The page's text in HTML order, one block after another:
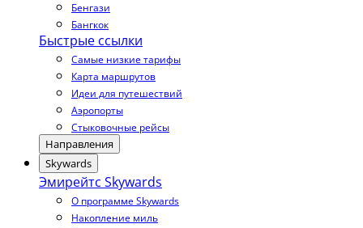
Бенгази
Бангкок
Быстрые ссылки
Самые низкие тарифы
Карта маршрутов
Идеи для путешествий
Аэропорты
Стыковочные рейсы
Направления
Skywards
Эмирейтс Skywards
О программе Skywards
Накопление миль